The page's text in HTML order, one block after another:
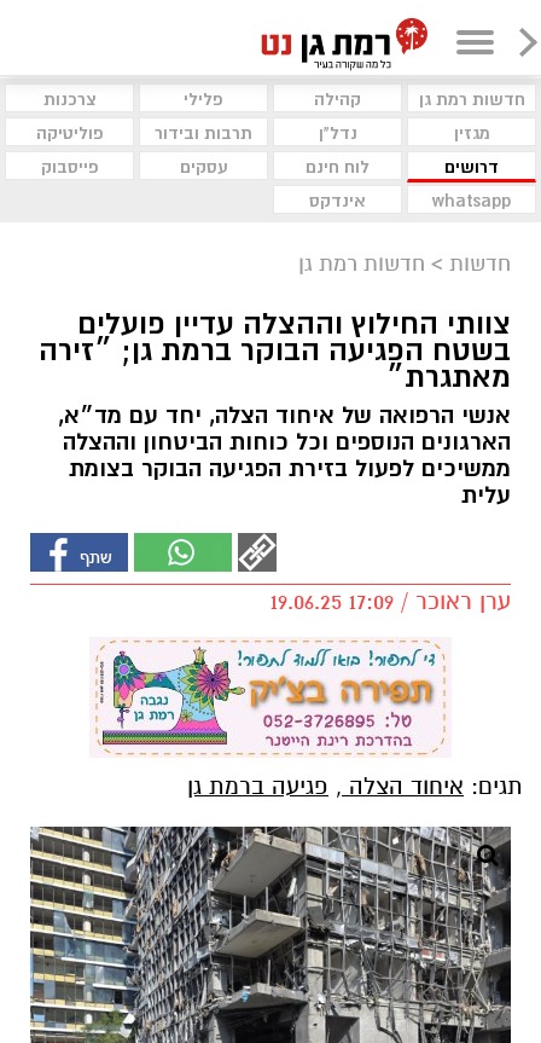
חדשות רמת גן קהילה פלילי
צרכנות
מגזין
נדל"ן תרבות ובידור
פוליטיקה
דרושים
לוח חינם עסקים
פייסבוק
whatsapp
אינדקס
חדשות > חדשות רמת גן
צוותי החילוץ וההצלה עדיין פועלים
בשטח הפגיעה הבוקר ברמת גן; ״זירה
מאתגרת״
אנשי הרפואה של איחוד הצלה, יחד עם מד״א,
הארגונים הנוספים וכל כוחות הביטחון וההצלה
ממשיכים לפעול בזירת הפגיעה הבוקר בצומת
עלית
ערן ראוכר / 17:09 19.06.25
תגים: איחוד הצלה , פגיעה ברמת גן